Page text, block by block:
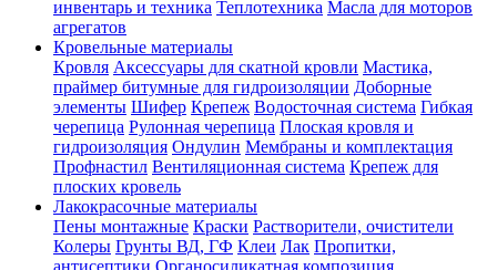
инвентарь и техника Теплотехника Масла для моторов
агрегатов
Кровельные материалы
Кровля Аксессуары для скатной кровли Мастика,
праймер битумные для гидроизоляции Доборные
элементы Шифер Крепеж Водосточная система Гибкая
черепица Рулонная черепица Плоская кровля и
гидроизоляция Ондулин Мембраны и комплектация
Профнастил Вентиляционная система Крепеж для
плоских кровель
Лакокрасочные материалы
Пены монтажные Краски Растворители, очистители
Колеры Грунты ВД, ГФ Клеи Лак Пропитки,
антисептики Органосиликатная композиция